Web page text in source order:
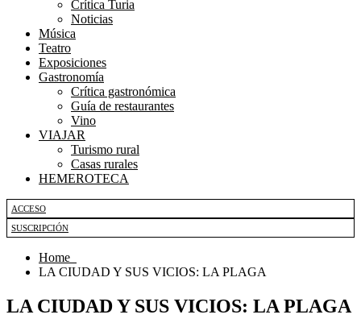
Crítica Turia
Noticias
Música
Teatro
Exposiciones
Gastronomía
Crítica gastronómica
Guía de restaurantes
Vino
VIAJAR
Turismo rural
Casas rurales
HEMEROTECA
ACCESO
SUSCRIPCIÓN
Home
LA CIUDAD Y SUS VICIOS: LA PLAGA
LA CIUDAD Y SUS VICIOS: LA PLAGA